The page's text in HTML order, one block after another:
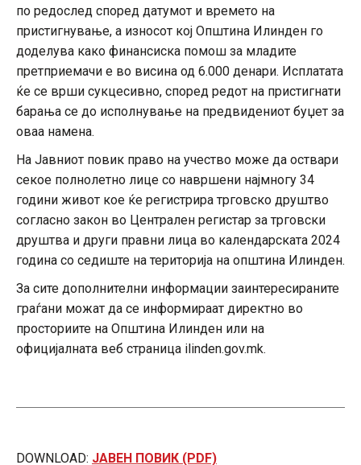
по редослед според датумот и времето на
пристигнување, а износот кој Општина Илинден го
доделува како финансиска помош за младите
претприемачи е во висина од 6.000 денари. Исплатата
ќе се врши сукцесивно, според редот на пристигнати
барања се до исполнување на предвидениот буџет за
оваа намена.
На Јавниот повик право на учество може да оствари
секое полнолетно лице со навршени најмногу 34
години живот кое ќе регистрира трговско друштво
согласно закон во Централен регистар за трговски
друштва и други правни лица во календарската 2024
година со седиште на територија на општина Илинден.
За сите дополнителни информации заинтересираните
граѓани можат да се информираат директно во
просториите на Општина Илинден или на
официјалната веб страница ilinden.gov.mk.
DOWNLOAD: ЈАВЕН ПОВИК (PDF)